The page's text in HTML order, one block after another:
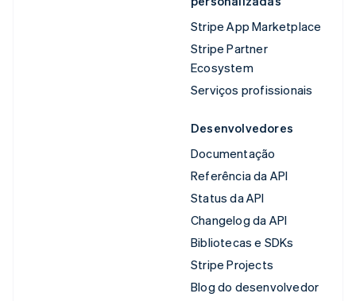
Stripe App Marketplace
Stripe Partner
Ecosystem
Serviços profissionais
Desenvolvedores
Documentação
Referência da API
Status da API
Changelog da API
Bibliotecas e SDKs
Stripe Projects
Blog do desenvolvedor